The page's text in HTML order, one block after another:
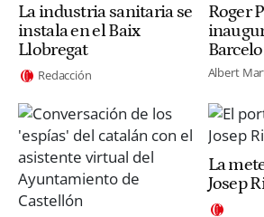
La industria sanitaria se
instala en el Baix
Llobregat
Redacción
Roger
Albert
La
Josep